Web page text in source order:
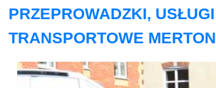
PRZEPROWADZKI, USŁUGI
TRANSPORTOWE MERTON